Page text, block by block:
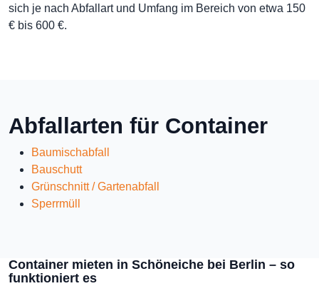
sich je nach Abfallart und Umfang im Bereich von etwa 150
€ bis 600 €.
Abfallarten für Container
Baumischabfall
Bauschutt
Grünschnitt / Gartenabfall
Sperrmüll
Container mieten in Schöneiche bei Berlin – so
funktioniert es